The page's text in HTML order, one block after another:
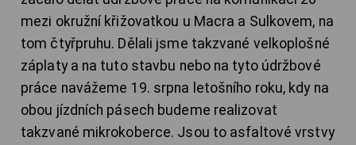
mezi okružní křižovatkou u Macra a Sulkovem, na
tom čtyřpruhu. Dělali jsme takzvané velkoplošné
záplaty a na tuto stavbu nebo na tyto údržbové
práce navážeme 19. srpna letošního roku, kdy na
obou jízdních pásech budeme realizovat
takzvané mikrokoberce. Jsou to asfaltové vrstvy